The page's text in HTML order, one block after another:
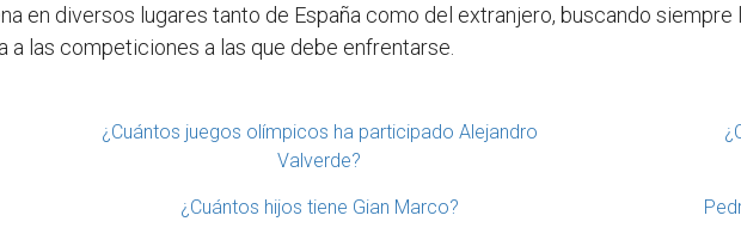
en diversos lugares tanto de España como del extranjero, buscando
a las competiciones a las que debe enfrentarse.
¿Cuántos juegos olímpicos ha participado Alejandro
Valverde?
¿Cuántos hijos tiene Gian Marco?